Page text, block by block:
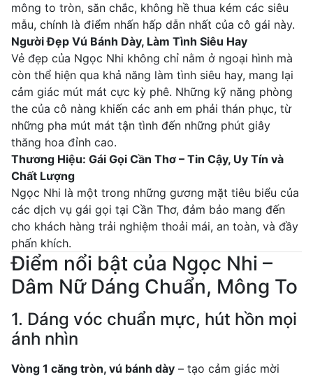
mông to tròn, săn chắc, không hề thua kém các siêu
mẫu, chính là điểm nhấn hấp dẫn nhất của cô gái này.
Người Đẹp Vú Bánh Dày, Làm Tình Siêu Hay
Vẻ đẹp của Ngọc Nhi không chỉ nằm ở ngoại hình mà
còn thể hiện qua khả năng làm tình siêu hay, mang lại
cảm giác mút mát cực kỳ phê. Những kỹ năng phòng
the của cô nàng khiến các anh em phải thán phục, từ
những pha mút mát tận tình đến những phút giây
thăng hoa đỉnh cao.
Thương Hiệu: Gái Gọi Cần Thơ – Tin Cậy, Uy Tín và
Chất Lượng
Ngọc Nhi là một trong những gương mặt tiêu biểu của
các dịch vụ gái gọi tại Cần Thơ, đảm bảo mang đến
cho khách hàng trải nghiệm thoải mái, an toàn, và đầy
phấn khích.
Điểm nổi bật của Ngọc Nhi –
Dâm Nữ Dáng Chuẩn, Mông To
1. Dáng vóc chuẩn mực, hút hồn mọi
ánh nhìn
Vòng 1 căng tròn, vú bánh dày – tạo cảm giác mời